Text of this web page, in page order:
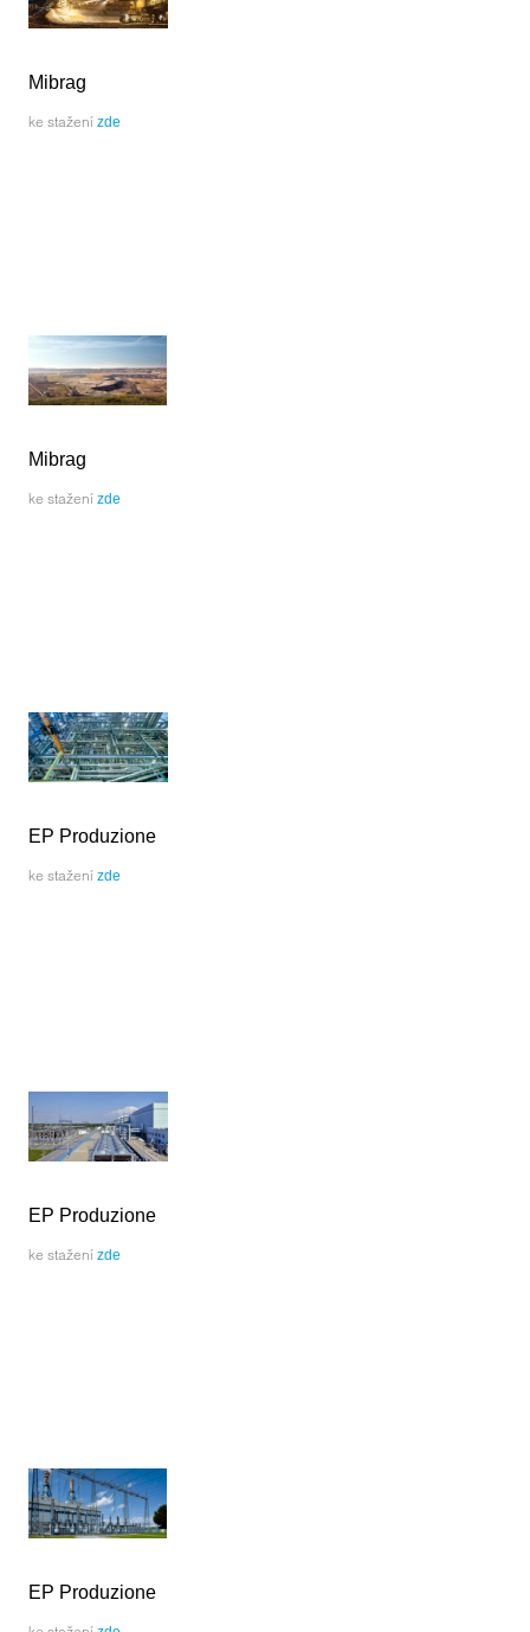
Mibrag
ke stažení zde
Mibrag
ke stažení zde
EP Produzione
ke stažení zde
EP Produzione
ke stažení zde
EP Produzione